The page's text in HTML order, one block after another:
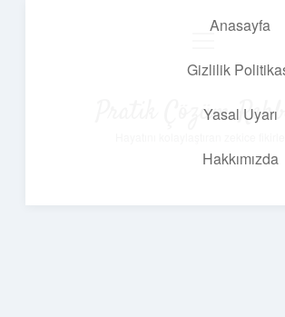
Anasayfa
Gizlilik
Yasal Uyarı
Hakkımızda
Pratik Çözüm